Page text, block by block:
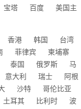
宝塔 百度
美国主
香港 韩国
台湾
菲律宾
柬埔寨
泰国 俄罗斯
马
意大利 瑞士
阿根
沙特
哥伦比亚
土耳其 比利时
波